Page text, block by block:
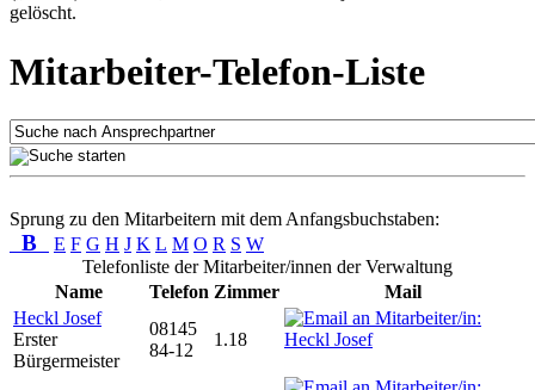
gelöscht.
Mitarbeiter-Telefon-Liste
Sprung zu den Mitarbeitern mit dem Anfangsbuchstaben:
B E F G H J K L M O R S W
Telefonliste der Mitarbeiter/innen der Verwaltung
Name
Telefon Zimmer
Mail
Heckl Josef
Erster
Bürgermeister
08145
84-12
1.18